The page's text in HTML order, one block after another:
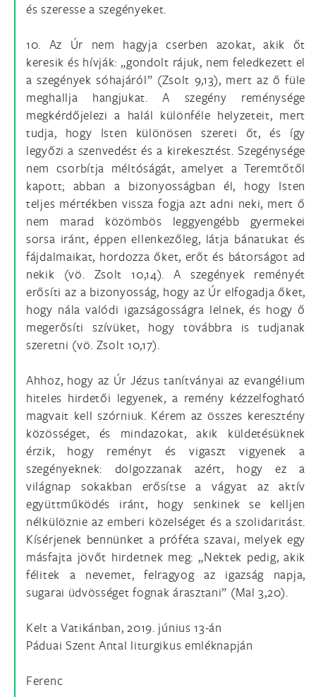
és szeresse a szegényeket.
10. Az Úr nem hagyja cserben azokat, akik őt
keresik és hívják: „gondolt rájuk, nem feledkezett el
a szegények sóhajáról” (Zsolt 9,13), mert az ő füle
meghallja hangjukat. A szegény reménysége
megkérdőjelezi a halál különféle helyzeteit, mert
tudja, hogy Isten különösen szereti őt, és így
legyőzi a szenvedést és a kirekesztést. Szegénysége
nem csorbítja méltóságát, amelyet a Teremtőtől
kapott; abban a bizonyosságban él, hogy Isten
teljes mértékben vissza fogja azt adni neki, mert ő
nem marad közömbös leggyengébb gyermekei
sorsa iránt, éppen ellenkezőleg, látja bánatukat és
fájdalmaikat, hordozza őket, erőt és bátorságot ad
nekik (vö. Zsolt 10,14). A szegények reményét
erősíti az a bizonyosság, hogy az Úr elfogadja őket,
hogy nála valódi igazságosságra lelnek, és hogy ő
megerősíti szívüket, hogy továbbra is tudjanak
szeretni (vö. Zsolt 10,17).
Ahhoz, hogy az Úr Jézus tanítványai az evangélium
hiteles hirdetői legyenek, a remény kézzelfogható
magvait kell szórniuk. Kérem az összes keresztény
közösséget, és mindazokat, akik küldetésüknek
érzik, hogy reményt és vigaszt vigyenek a
szegényeknek: dolgozzanak azért, hogy ez a
világnap sokakban erősítse a vágyat az aktív
együttműködés iránt, hogy senkinek se kelljen
nélkülöznie az emberi közelséget és a szolidaritást.
Kísérjenek bennünket a próféta szavai, melyek egy
másfajta jövőt hirdetnek meg: „Nektek pedig, akik
félitek a nevemet, felragyog az igazság napja,
sugarai üdvösséget fognak árasztani” (Mal 3,20).
Kelt a Vatikánban, 2019. június 13-án
Páduai Szent Antal liturgikus emléknapján
Ferenc